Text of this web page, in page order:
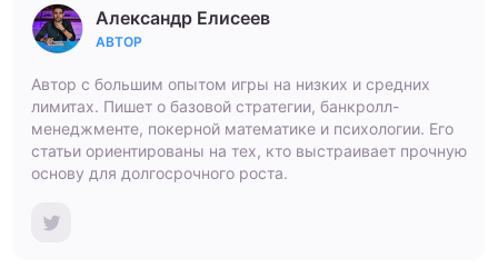
Александр Елисеев
АВТОР
Автор с большим опытом игры на низких и средних
лимитах. Пишет о базовой стратегии, банкролл-
менеджменте, покерной математике и психологии. Его
статьи ориентированы на тех, кто выстраивает прочную
основу для долгосрочного роста.